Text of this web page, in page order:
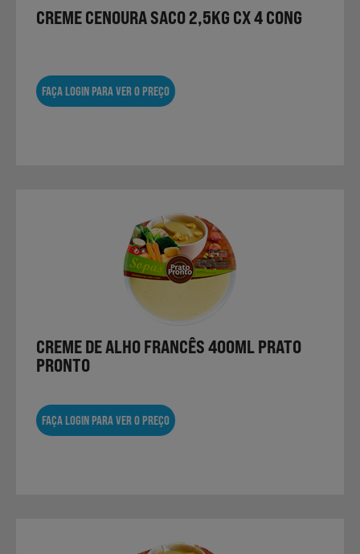
CREME CENOURA SACO 2,5KG CX 4 CONG
FAÇA LOGIN PARA VER O PREÇO
CREME DE ALHO FRANCÊS 400ML PRATO
PRONTO
FAÇA LOGIN PARA VER O PREÇO